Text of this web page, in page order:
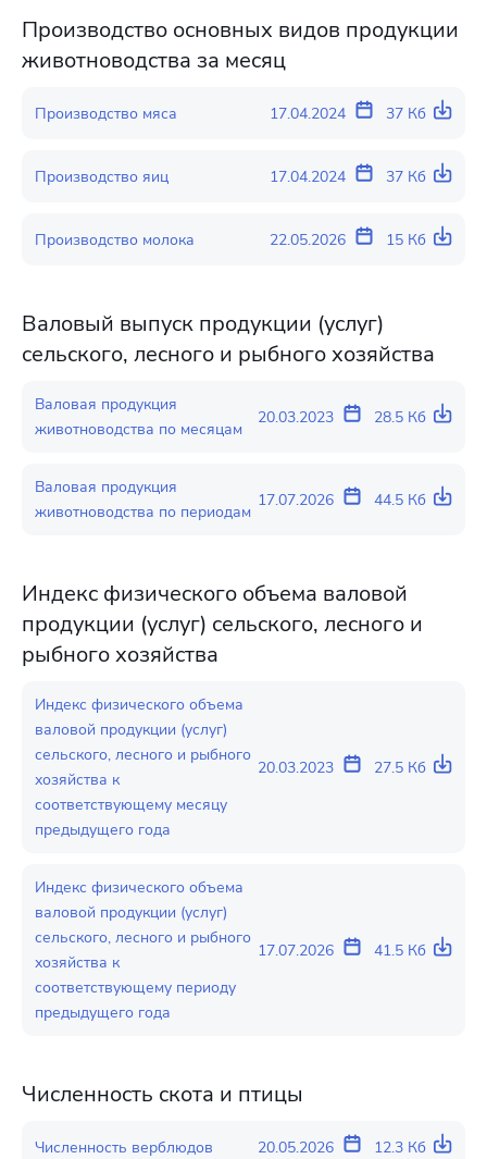
Производство основных видов продукции
животноводства за месяц
Производство мяса 17.04.2024 37 Кб
Производство яиц 17.04.2024 37 Кб
Производство молока 22.05.2026 15 Кб
Валовый выпуск продукции (услуг)
сельского, лесного и рыбного хозяйства
Валовая продукция
животноводства по месяцам
20.03.2023 28.5 Кб
Валовая продукция
животноводства по периодам
17.07.2026 44.5 Кб
Индекс физического объема валовой
продукции (услуг) сельского, лесного и
рыбного хозяйства
Индекс физического объема
валовой продукции (услуг)
сельского, лесного и рыбного
хозяйства к
соответствующему месяцу
предыдущего года
20.03.2023 27.5 Кб
Индекс физического объема
валовой продукции (услуг)
сельского, лесного и рыбного
хозяйства к
соответствующему периоду
предыдущего года
17.07.2026 41.5 Кб
Численность скота и птицы
Численность верблюдов 20.05.2026 12.3 Кб